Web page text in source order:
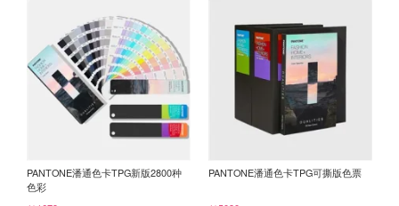
PANTONE潘通色卡TPG新版2800种
色彩
PANTONE潘通色卡TPG可撕版色票